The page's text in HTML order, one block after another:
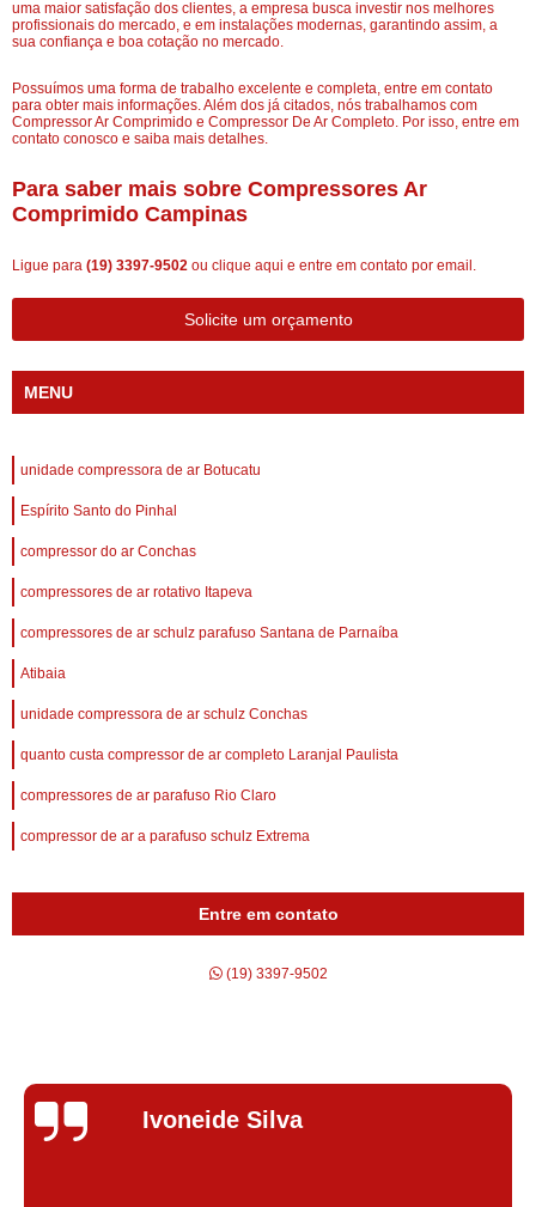
uma maior satisfação dos clientes, a empresa busca investir nos melhores
profissionais do mercado, e em instalações modernas, garantindo assim, a
sua confiança e boa cotação no mercado.
Possuímos uma forma de trabalho excelente e completa, entre em contato
para obter mais informações. Além dos já citados, nós trabalhamos com
Compressor Ar Comprimido e Compressor De Ar Completo. Por isso, entre em
contato conosco e saiba mais detalhes.
Para saber mais sobre Compressores Ar
Comprimido Campinas
Ligue para (19) 3397-9502 ou clique aqui e entre em contato por email.
Solicite um orçamento
MENU
unidade compressora de ar Botucatu
Espírito Santo do Pinhal
compressor do ar Conchas
compressores de ar rotativo Itapeva
compressores de ar schulz parafuso Santana de Parnaíba
Atibaia
unidade compressora de ar schulz Conchas
quanto custa compressor de ar completo Laranjal Paulista
compressores de ar parafuso Rio Claro
compressor de ar a parafuso schulz Extrema
Entre em contato
(19) 3397-9502
Silvana Alves